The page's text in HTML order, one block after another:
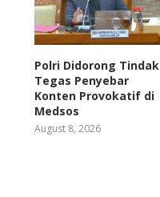
Polri Didorong Tindak
Tegas Penyebar
Konten Provokatif di
Medsos
August 8, 2026